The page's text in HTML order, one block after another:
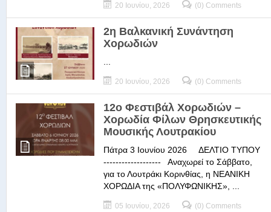
20 Ιουνίου, 2026 (0) Comments
2η Βαλκανική Συνάντηση
Χορωδιών
20 Ιουνίου, 2026 (0) Comments
12ο Φεστιβάλ Χορωδιών –
Χορωδία Φίλων Θρησκευτικής
Μουσικής Λουτρακίου
Πάτρα 3 Ιουνίου 2026 ΔΕΛΤΙΟ ΤΥΠΟΥ
------------------- Αναχωρεί το Σάββατο,
για το Λουτράκι Κορινθίας, η ΝΕΑΝΙΚΗ
ΧΟΡΩΔΙΑ της «ΠΟΛΥΦΩΝΙΚΗΣ», ...
05 Ιουνίου, 2026 (0) Comments